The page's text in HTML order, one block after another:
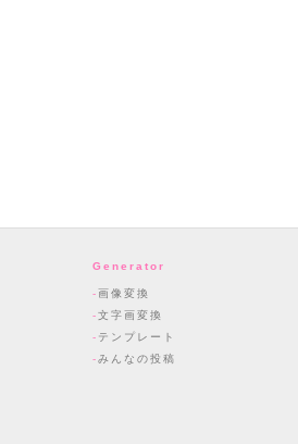
Generator
画像変換
文字画変換
テンプレート
みんなの投稿